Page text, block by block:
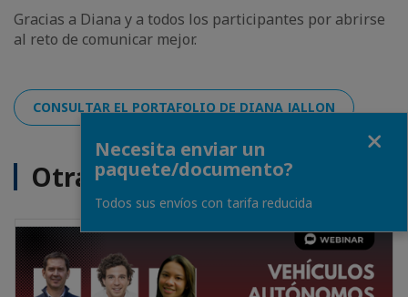
Gracias a Diana y a todos los participantes por abrirse
al reto de comunicar mejor.
CONSULTAR EL PORTAFOLIO DE DIANA JALLON
Otras noticias
Necesita enviar un
paquete/documento?
Todos sus envíos con tarifa reducida